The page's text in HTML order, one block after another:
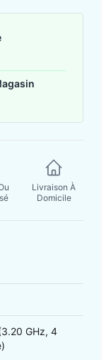
Livraison À
Domicile
GHz, 4